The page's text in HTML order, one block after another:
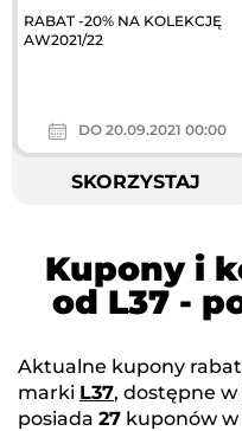
RABAT -20% NA KOLEKCJĘ
AW2021/22
DO 20.09.2021 00:00
rabatowa w Polsce
SKORZYSTAJ
Kupony i
od L37 -
Aktualne kupony
marki L37, dostępne
posiada 27 kuponów w